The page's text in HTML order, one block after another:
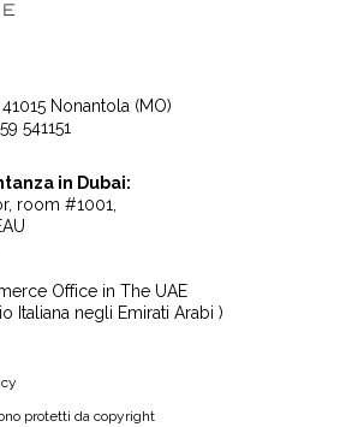
Nonantola (MO)
541151
in Dubai:
room #1001,
Office in The UAE
Italiana negli Emirati Arabi )
protetti da copyright